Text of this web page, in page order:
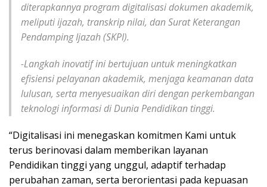
diterapkannya program digitalisasi dokumen akademik,
meliputi ijazah, transkrip nilai, dan Surat Keterangan
Pendamping Ijazah (SKPI).
-Langkah inovatif ini bertujuan untuk meningkatkan
efisiensi pelayanan akademik, menjaga keamanan data
lulusan, serta menyesuaikan diri dengan perkembangan
teknologi informasi di Dunia Pendidikan tinggi.
“Digitalisasi ini menegaskan komitmen Kami untuk
terus berinovasi dalam memberikan layanan
Pendidikan tinggi yang unggul, adaptif terhadap
perubahan zaman, serta berorientasi pada kepuasan